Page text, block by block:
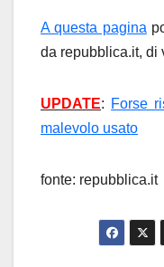
A questa pagina
da repubblica.it, di
UPDATE: Forse
malevolo usato
fonte: repubblica.it